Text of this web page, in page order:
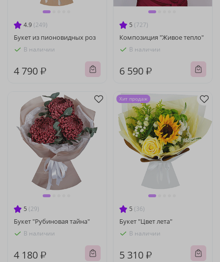
4.9 (249)
Букет из пионовидных роз
В наличии
4 790 ₽
5 (727)
Композиция "Живое тепло"
В наличии
6 590 ₽
5 (29)
Букет "Рубиновая тайна"
В наличии
4 180 ₽
5 (36)
Букет "Цвет лета"
В наличии
5 310 ₽
Хит продаж